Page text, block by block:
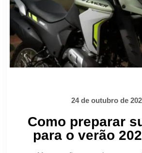
24 de outubro de
Como preparar
para o verão